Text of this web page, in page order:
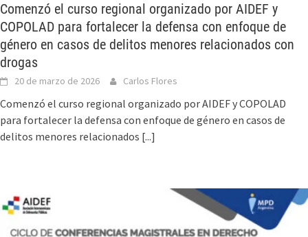
Comenzó el curso regional organizado por AIDEF y
COPOLAD para fortalecer la defensa con enfoque de
género en casos de delitos menores relacionados con
drogas
20 de marzo de 2026 Carlos Flores
Comenzó el curso regional organizado por AIDEF y COPOLAD
para fortalecer la defensa con enfoque de género en casos de
delitos menores relacionados [...]